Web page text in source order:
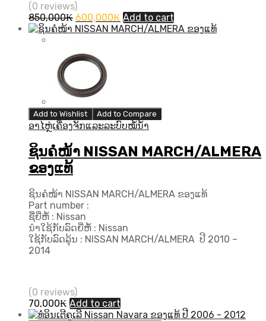
(0 reviews)
850,000₭ Original
price
850,000₭.
600,000₭ Current
price
Add to cart
Add to Wishlist Add to Compare
ອາໄຫຼ່ເຄື່ອງຈັກແລະລະບົບໝໍ້ນ້ຳ
ຊິນຄໍໜ້າ NISSAN MARCH/ALMERA
ຂອງແທ້
ຊິນຄໍໜ້າ NISSAN MARCH/ALMERA ຂອງແທ້
Part number :
ຊື່ຍີ່ຫໍ້ : Nissan
ນຳໃຊ້ກັບລົດຍີ່ຫໍ້ : Nissan
ໃຊ້ກັບລົດລຸ້ນ : NISSAN MARCH/ALMERA ປີ 2010 –
2014
(0 reviews)
70,000₭ Add to cart